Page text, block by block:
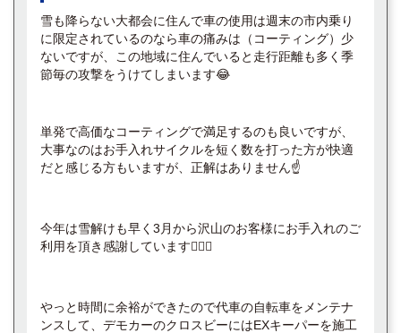
雪も降らない大都会に住んで車の使用は週末の市内乗り
に限定されているのなら車の痛みは（コーティング）少
ないですが、この地域に住んでいると走行距離も多く季
節毎の攻撃をうけてしまいます😂
単発で高価なコーティングで満足するのも良いですが、
大事なのはお手入れサイクルを短く数を打った方が快適
だと感じる方もいますが、正解はありません☝️
今年は雪解けも早く3月から沢山のお客様にお手入れのご
利用を頂き感謝しています🙇🏻‍♂️
やっと時間に余裕ができたので代車の自転車をメンテナ
ンスして、デモカーのクロスビーにはEXキーパーを施工